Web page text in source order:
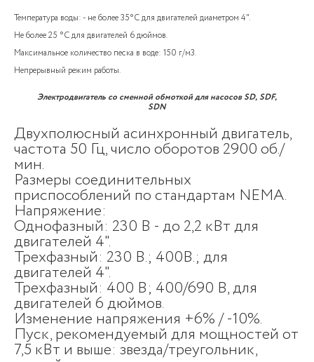
Температура воды: - не более 35°C для двигателей диаметром 4".
Не более 25 °C для двигателей 6 дюймов.
Максимальное количество песка в воде: 150 г/м3.
Непрерывный режим работы.
Электродвигатель со сменной обмоткой для насосов SD, SDF,
SDN
Двухполюсный асинхронный двигатель,
частота 50 Гц, число оборотов 2900 об./
мин.
Размеры соединительных
приспособлений по стандартам NEMA.
Напряжение:
Однофазный: 230 В - до 2,2 кВт для
двигателей 4".
Трехфазный: 230 В.; 400В.; для
двигателей 4".
Трехфазный: 400 В; 400/690 В, для
двигателей 6 дюймов.
Изменение напряжения +6% / -10%.
Пуск, рекомендуемый для мощностей от
7,5 кВт и выше: звезда/треугольник,